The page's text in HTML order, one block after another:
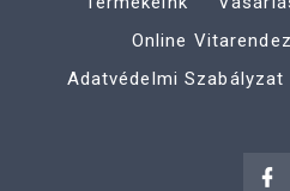
Online
Adatvédelmi Szabályzat